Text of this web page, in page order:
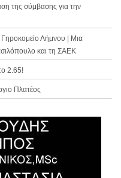
της σύμβασης για την
Λήμνου | Μια
και τη ΣΑΕΚ
2.65!
Πλατέος